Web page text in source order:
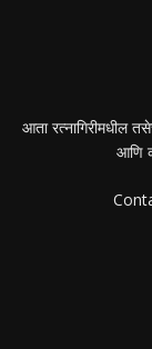
आता रत्नागिरीमधील
आणि